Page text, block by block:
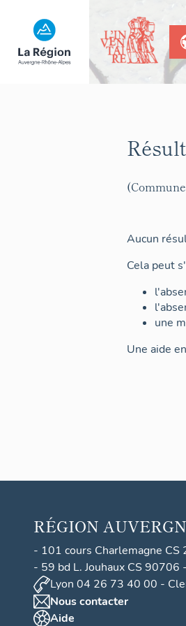
Aucun
Cela peut
une
Une aide
RÉGION
- 101 cours Charlemagne
- 59 bd L. Jouhaux CS
Lyon 04 26 73 40 00 -
Nous contacter
Aide